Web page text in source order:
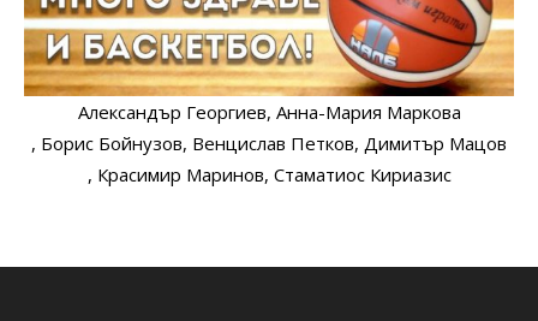
Александър Георгиев, Анна-Мария Маркова
, Борис Бойнузов, Венцислав Петков, Димитър Мацов
, Красимир Маринов, Стаматиос Кириазис